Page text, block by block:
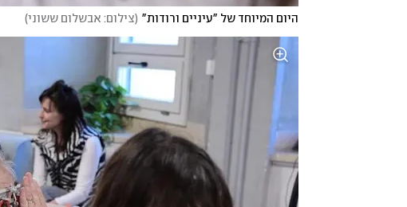
היום המיוחד של "עיניים ורודות" (צילום: אבשלום ששוני)